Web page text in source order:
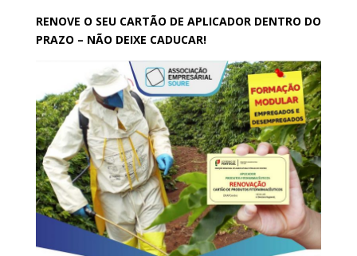
RENOVE O SEU CARTÃO DE APLICADOR DENTRO DO
PRAZO – NÃO DEIXE CADUCAR!